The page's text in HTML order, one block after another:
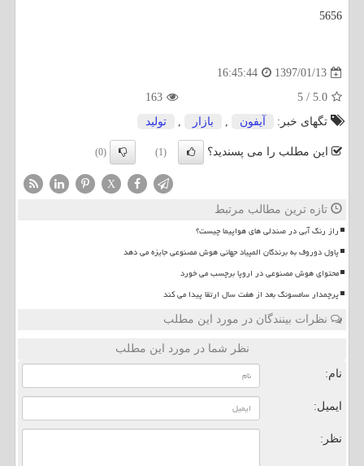
5656
1397/01/13
16:45:44
5.0
/
5
163
تگهای خبر:
آیفون , بازار , تولید
این مطلب را می پسندید؟ (1)
(0)
X
تازه ترین مطالب مرتبط
راز رنگ آبی در صندلی های هواپیما چیست؟
پاول دوروف به برندگان المپیاد جهانی هوش مصنوعی جایزه می دهد
محتوای هوش مصنوعی در اروپا برچسب می خورد
پرچمدار سامسونگ بعد از هفت سال ارتقا پیدا می کند
نظرات بینندگان در مورد این مطلب
نظر شما در مورد این مطلب
نام:
ایمیل:
نظر: